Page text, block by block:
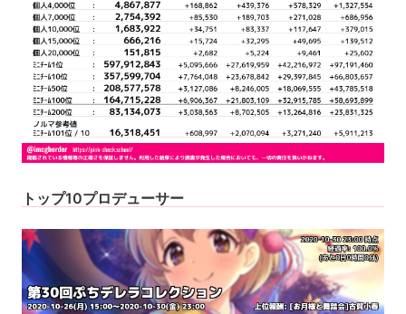
トップ10プロデューサー